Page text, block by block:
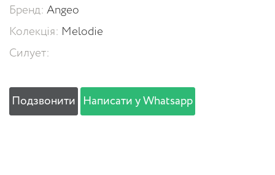
Бренд: Angeo
Колекція: Melodie
Силует:
Подзвонити Написати у Whatsapp